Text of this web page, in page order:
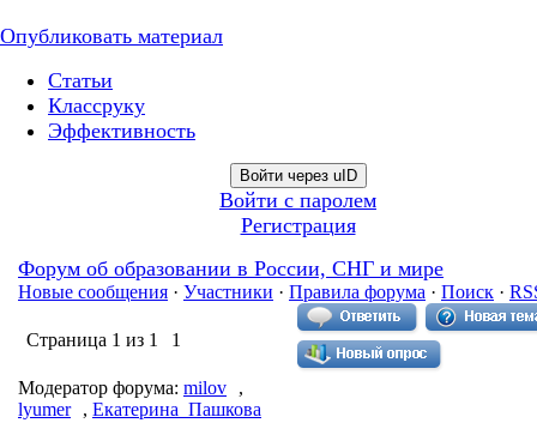
Опубликовать материал
Статьи
Классруку
Эффективность
Войти через uID
Войти с паролем
Регистрация
Форум об образовании в России, СНГ и мире
Новые сообщения · Участники · Правила форума · Поиск ·
Страница 1 из 1 1
Модератор форума: milov
,
lyumer
, Екатерина_Пашкова